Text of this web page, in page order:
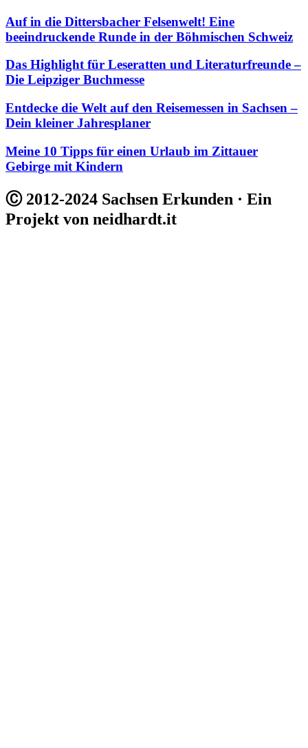
Auf in die Dittersbacher Felsenwelt! Eine
beeindruckende Runde in der Böhmischen Schweiz
Das Highlight für Leseratten und Literaturfreunde –
Die Leipziger Buchmesse
Entdecke die Welt auf den Reisemessen in Sachsen –
Dein kleiner Jahresplaner
Meine 10 Tipps für einen Urlaub im Zittauer
Gebirge mit Kindern
Ⓒ 2012-2024 Sachsen Erkunden · Ein
Projekt von neidhardt.it